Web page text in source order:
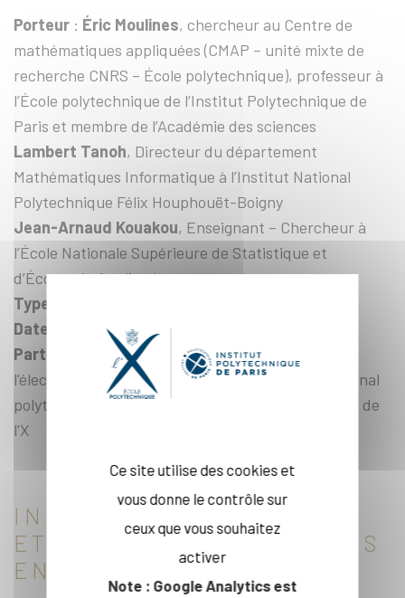
Porteur : Éric Moulines, chercheur au Centre de
mathématiques appliquées (CMAP – unité mixte de
recherche CNRS – École polytechnique), professeur à
l’École polytechnique de l’Institut Polytechnique de
Paris et membre de l’Académie des sciences
Lambert Tanoh, Directeur du département
Mathématiques Informatique à l’Institut National
Polytechnique Félix Houphouët-Boigny
Jean-Arnaud Kouakou, Enseignant – Chercheur à
l’École Nationale Supérieure de Statistique et
d’Économie Appliquée
Type de mécénat
Date de création: 28/06/2017
Partenaires
: École nationale supérieure de
l'électronique et de ses applications, Institut national
polytechnique Félix Houphouët-Boigny, Fondation de
l'X
INNOVATION NUMÉRIQUE
ET SCIENCE DES DONNÉES
EN SANTÉ
Ce site utilise des cookies et
vous donne le contrôle sur
ceux que vous souhaitez
activer
Note : Google Analytics est